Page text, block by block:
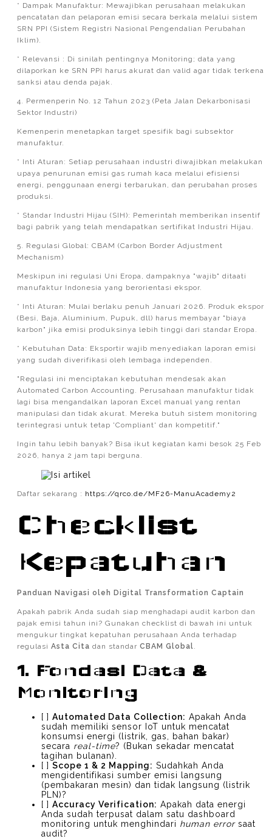
* Dampak Manufaktur: Mewajibkan perusahaan melakukan
pencatatan dan pelaporan emisi secara berkala melalui sistem
SRN PPI (Sistem Registri Nasional Pengendalian Perubahan
Iklim).
* Relevansi : Di sinilah pentingnya Monitoring; data yang
dilaporkan ke SRN PPI harus akurat dan valid agar tidak terkena
sanksi atau denda pajak.
4. Permenperin No. 12 Tahun 2023 (Peta Jalan Dekarbonisasi
Sektor Industri)
Kemenperin menetapkan target spesifik bagi subsektor
manufaktur.
* Inti Aturan: Setiap perusahaan industri diwajibkan melakukan
upaya penurunan emisi gas rumah kaca melalui efisiensi
energi, penggunaan energi terbarukan, dan perubahan proses
produksi.
* Standar Industri Hijau (SIH): Pemerintah memberikan insentif
bagi pabrik yang telah mendapatkan sertifikat Industri Hijau.
5. Regulasi Global: CBAM (Carbon Border Adjustment
Mechanism)
Meskipun ini regulasi Uni Eropa, dampaknya "wajib" ditaati
manufaktur Indonesia yang berorientasi ekspor.
* Inti Aturan: Mulai berlaku penuh Januari 2026. Produk ekspor
(Besi, Baja, Aluminium, Pupuk, dll) harus membayar "biaya
karbon" jika emisi produksinya lebih tinggi dari standar Eropa.
* Kebutuhan Data: Eksportir wajib menyediakan laporan emisi
yang sudah diverifikasi oleh lembaga independen.
"Regulasi ini menciptakan kebutuhan mendesak akan
Automated Carbon Accounting. Perusahaan manufaktur tidak
lagi bisa mengandalkan laporan Excel manual yang rentan
manipulasi dan tidak akurat. Mereka butuh sistem monitoring
terintegrasi untuk tetap 'Compliant' dan kompetitif."
Ingin tahu lebih banyak? Bisa ikut kegiatan kami besok 25 Feb
2026, hanya 2 jam tapi berguna.
Daftar sekarang : https://qrco.de/MF26-ManuAcademy2
Checklist
Kepatuhan
Panduan Navigasi oleh Digital Transformation Captain
Apakah pabrik Anda sudah siap menghadapi audit karbon dan
pajak emisi tahun ini? Gunakan checklist di bawah ini untuk
mengukur tingkat kepatuhan perusahaan Anda terhadap
regulasi Asta Cita dan standar CBAM Global.
1. Fondasi Data &
Monitoring
[ ] Automated Data Collection: Apakah Anda
sudah memiliki sensor IoT untuk mencatat
konsumsi energi (listrik, gas, bahan bakar)
secara real-time? (Bukan sekadar mencatat
tagihan bulanan).
[ ] Scope 1 & 2 Mapping: Sudahkah Anda
mengidentifikasi sumber emisi langsung
(pembakaran mesin) dan tidak langsung (listrik
PLN)?
[ ] Accuracy Verification: Apakah data energi
Anda sudah terpusat dalam satu dashboard
monitoring untuk menghindari human errorsaat
audit?